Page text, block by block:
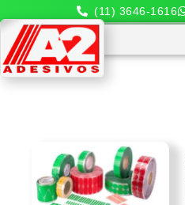
(11) 3646-1616